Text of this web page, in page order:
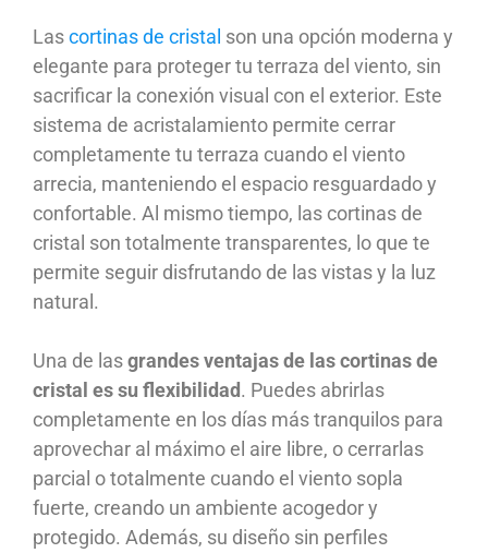
Lascortinas de cristal son una opción moderna y
elegante para proteger tu terraza del viento, sin
sacrificar la conexión visual con el exterior. Este
sistema de acristalamiento permite cerrar
completamente tu terraza cuando el viento
arrecia, manteniendo el espacio resguardado y
confortable. Al mismo tiempo, las cortinas de
cristal son totalmente transparentes, lo que te
permite seguir disfrutando de las vistas y la luz
natural.
Una de lasgrandes ventajas de las cortinas de
cristal es su flexibilidad. Puedes abrirlas
completamente en los días más tranquilos para
aprovechar al máximo el aire libre, o cerrarlas
parcial o totalmente cuando el viento sopla
fuerte, creando un ambiente acogedor y
protegido. Además, su diseño sin perfiles